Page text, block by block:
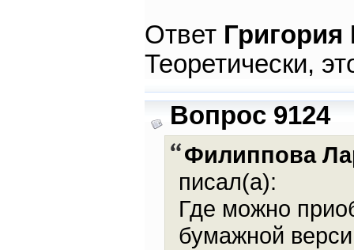
Ответ
Теоретически,
Вопрос 9124
Филиппова
писал(а):
Где можно
бумажной